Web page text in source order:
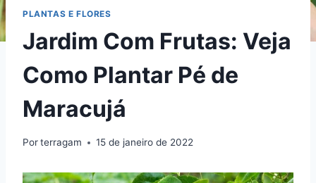
PLANTAS E FLORES
Jardim Com Frutas: Veja
Como Plantar Pé de
Maracujá
Porterragam 15 de janeiro de 2022